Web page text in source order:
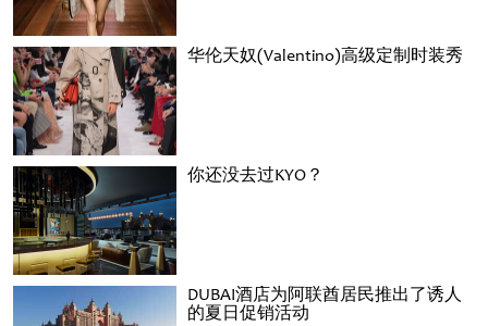
华伦天奴(Valentino)高级定制时装秀
你还没去过KYO？
DUBAI酒店为阿联酋居民推出了诱人
的夏日促销活动